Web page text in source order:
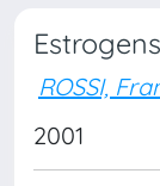
ROSSI,
2001